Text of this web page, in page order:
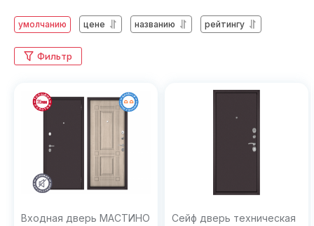
умолчанию цене названию рейтингу
Фильтр
Входная дверь МАСТИНО
Сейф дверь техническая